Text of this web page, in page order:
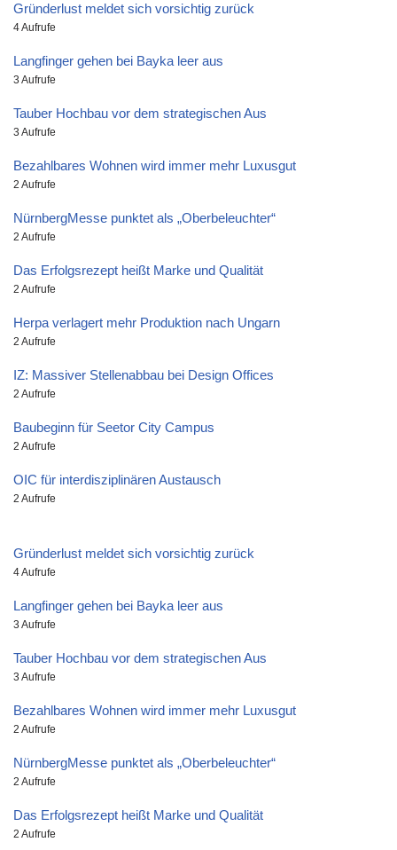
Gründerlust meldet sich vorsichtig zurück
4 Aufrufe
Langfinger gehen bei Bayka leer aus
3 Aufrufe
Tauber Hochbau vor dem strategischen Aus
3 Aufrufe
Bezahlbares Wohnen wird immer mehr Luxusgut
2 Aufrufe
NürnbergMesse punktet als „Oberbeleuchter“
2 Aufrufe
Das Erfolgsrezept heißt Marke und Qualität
2 Aufrufe
Herpa verlagert mehr Produktion nach Ungarn
2 Aufrufe
IZ: Massiver Stellenabbau bei Design Offices
2 Aufrufe
Baubeginn für Seetor City Campus
2 Aufrufe
OIC für interdisziplinären Austausch
2 Aufrufe
Gründerlust meldet sich vorsichtig zurück
4 Aufrufe
Langfinger gehen bei Bayka leer aus
3 Aufrufe
Tauber Hochbau vor dem strategischen Aus
3 Aufrufe
Bezahlbares Wohnen wird immer mehr Luxusgut
2 Aufrufe
NürnbergMesse punktet als „Oberbeleuchter“
2 Aufrufe
Das Erfolgsrezept heißt Marke und Qualität
2 Aufrufe